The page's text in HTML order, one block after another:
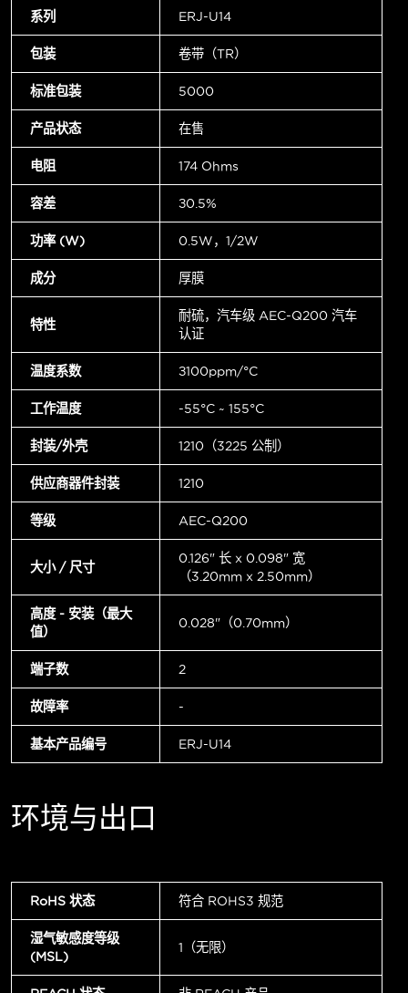
系列 ERJ-U14
包装 卷带（TR）
标准包装 5000
产品状态 在售
电阻 174 Ohms
容差 ±0.5%
功率 (W) 0.5W，1/2W
成分 厚膜
特性
耐硫，汽车级 AEC-Q200 汽车
认证
温度系数 ±100ppm/°C
工作温度 -55°C ~ 155°C
封装/外壳 1210（3225 公制）
供应商器件封装 1210
等级 AEC-Q200
大小 / 尺寸
0.126" 长 x 0.098" 宽
（3.20mm x 2.50mm）
高度 - 安装（最大
值）
0.028"（0.70mm）
端子数 2
故障率 -
基本产品编号 ERJ-U14
环境与出口
RoHS 状态 符合 ROHS3 规范
湿气敏感度等级
(MSL)
1（无限）